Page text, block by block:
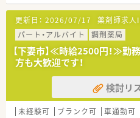
【募集背景と求める人物像に
■全国的に新規出店を加速さ
来を担う人材を定期的に募集
■充実した研修制度をご用意
着実に成長したいという意
■将来的に薬局長やエリアマ
リアアップに前向きな方、大
【求人情報について】
■ご自身のライフスタイルに
更新日： 2026/07/17 薬剤師求人
パート・アルバイト
調剤薬局
【下妻市】≪時給2500円！≫勤
方も大歓迎です！
検討リ
未経験可 ブランク可 車通勤可